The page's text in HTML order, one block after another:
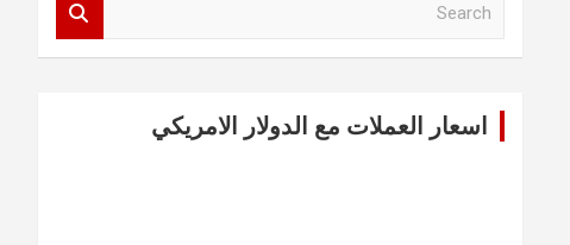
اسعار العملات مع الدولار الامريكي